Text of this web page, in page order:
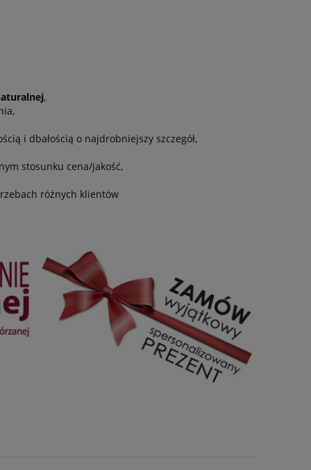
,
i dbałością o najdrobniejszy szczegół,
stosunku cena/jakość,
różnych klientów